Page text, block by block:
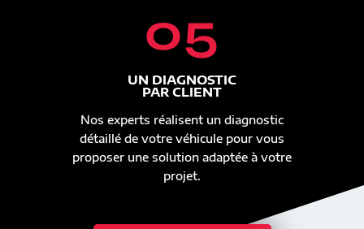
05
UN DIAGNOSTIC
PAR CLIENT
Nos experts réalisent un diagnostic
détaillé de votre véhicule pour vous
proposer une solution adaptée à votre
projet.